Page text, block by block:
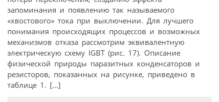
запоминания и появлению так называемого
«хвостового» тока при выключении. Для лучшего
понимания происходящих процессов и возможных
механизмов отказа рассмотрим эквивалентную
электрическую схему IGBT (рис. 17). Описание
физической природы паразитных конденсаторов и
резисторов, показанных на рисунке, приведено в
таблице 1. […]